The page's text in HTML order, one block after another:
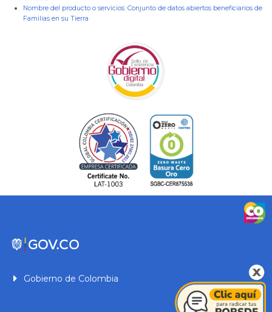
Nombre del producto o servicios: Conjunto de datos abiertos beneficiarios de
Familias en su Tierra
Gobierno de Colombia